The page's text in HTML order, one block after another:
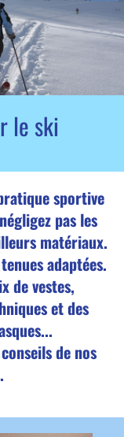
le ski
sportive
pas les
matériaux.
adaptées.
de vestes,
et des
de nos